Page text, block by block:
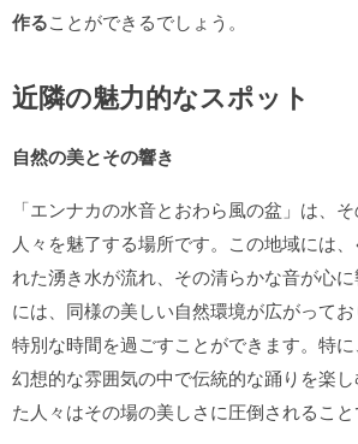
作ることができるでしょう。
近隣の魅力的なスポット
自然の美とその響き
「エンナカの水音とおわら風の盆」は、
人々を魅了する場所です。この地域には
れた湧き水が流れ、その清らかな音が心
には、同様の美しい自然環境が広がって
特別な時間を過ごすことができます。特に
幻想的な雰囲気の中で伝統的な踊りを楽
た人々はその場の美しさに圧倒されること